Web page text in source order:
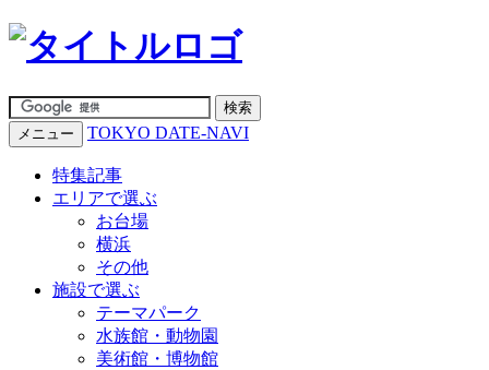
メニュー TOKYO DATE-NAVI
特集記事
エリアで選ぶ
お台場
横浜
その他
施設で選ぶ
テーマパーク
水族館・動物園
美術館・博物館